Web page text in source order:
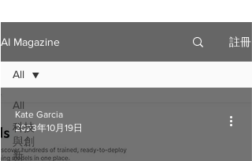
AI Magazine 註冊
All
科技
與創
新
All
Kate Garcia
2023年10月19日